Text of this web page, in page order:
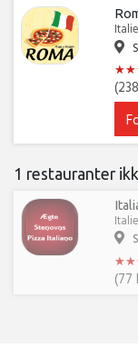
★★
★★
1 restauranter
★★
★★
(77